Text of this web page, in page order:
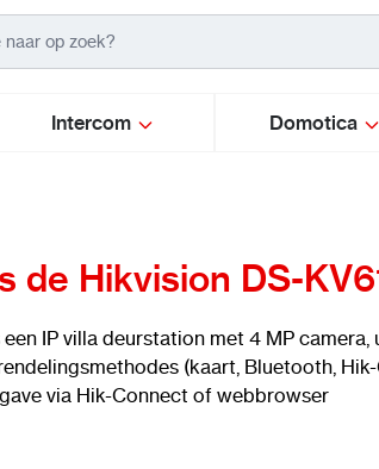
Intercom Domotica
de Hikvision DS-
een IP villa deurstation met 4 MP
(kaart, Bluetooth,
via Hik-Connect of webbrowser